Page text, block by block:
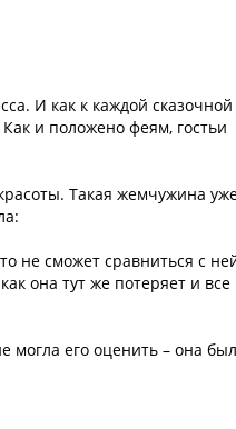
И как к каждой сказочной
и положено феям, гостьи
Такая жемчужина
не сможет сравниться с
она тут же потеряет и все
могла его оценить – она